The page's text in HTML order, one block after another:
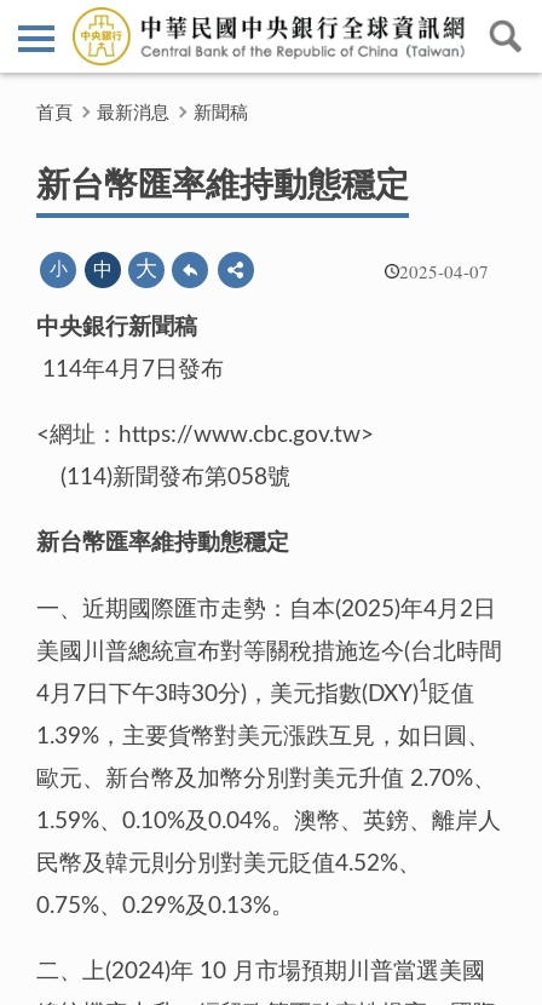
首頁 最新消息 新聞稿
新台幣匯率維持動態穩定
2025-04-07
小 中 大
中央銀行新聞稿
114年4月7日發布
<網址：https://www.cbc.gov.tw>
(114)新聞發布第058號
新台幣匯率維持動態穩定
一、近期國際匯市走勢：自本(2025)年4月2日
美國川普總統宣布對等關稅措施迄今(台北時間
4月7日下午3時30分)，美元指數(DXY)1貶值
1.39%，主要貨幣對美元漲跌互見，如日圓、
歐元、新台幣及加幣分別對美元升值 2.70%、
1.59%、0.10%及0.04%。澳幣、英鎊、離岸人
民幣及韓元則分別對美元貶值4.52%、
0.75%、0.29%及0.13%。
二、上(2024)年 10 月市場預期川普當選美國